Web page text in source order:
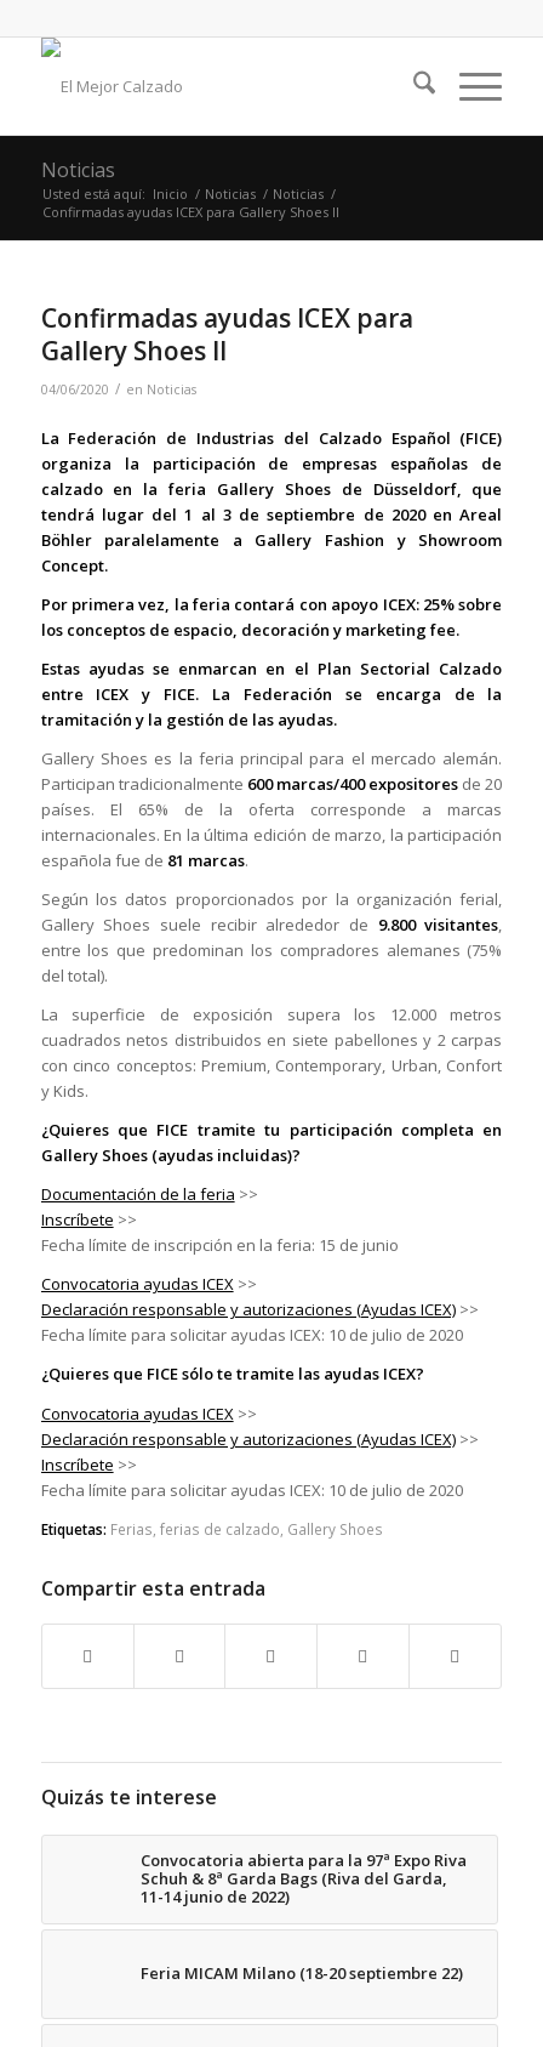
Noticias
Usted está aquí: Inicio / Noticias / Noticias /
Confirmadas ayudas ICEX para Gallery Shoes II
Confirmadas ayudas ICEX para
Gallery Shoes II
04/06/2020 / en Noticias
La Federación de Industrias del Calzado Español (FICE)
organiza la participación de empresas españolas de
calzado en la feria Gallery Shoes de Düsseldorf, que
tendrá lugar del 1 al 3 de septiembre de 2020 en Areal
Böhler paralelamente a Gallery Fashion y Showroom
Concept.
Por primera vez, la feria contará con apoyo ICEX: 25% sobre
los conceptos de espacio, decoración y marketing fee.
Estas ayudas se enmarcan en el Plan Sectorial Calzado
entre ICEX y FICE. La Federación se encarga de la
tramitación y la gestión de las ayudas.
Gallery Shoes es la feria principal para el mercado alemán.
Participan tradicionalmente 600 marcas/400 expositores de 20
países. El 65% de la oferta corresponde a marcas
internacionales. En la última edición de marzo, la participación
española fue de 81 marcas.
Según los datos proporcionados por la organización ferial,
Gallery Shoes suele recibir alrededor de 9.800 visitantes,
entre los que predominan los compradores alemanes (75%
del total).
La superficie de exposición supera los 12.000 metros
cuadrados netos distribuidos en siete pabellones y 2 carpas
con cinco conceptos: Premium, Contemporary, Urban, Confort
y Kids.
¿Quieres que FICE tramite tu participación completa en
Gallery Shoes (ayudas incluidas)?
Documentación de la feria >>
Inscríbete >>
Fecha límite de inscripción en la feria: 15 de junio
Convocatoria ayudas ICEX>>
Declaración responsable y autorizaciones (Ayudas ICEX)>>
Fecha límite para solicitar ayudas ICEX: 10 de julio de 2020
¿Quieres que FICE sólo te tramite las ayudas ICEX?
Convocatoria ayudas ICEX >>
Declaración responsable y autorizaciones (Ayudas ICEX)>>
Inscríbete >>
Fecha límite para solicitar ayudas ICEX: 10 de julio de 2020
Etiquetas: Ferias ferias de calzado Gallery Shoes
Compartir esta entrada
Quizás te interese
Convocatoria abierta para la 97ª Expo Riva
Schuh & 8ª Garda Bags (Riva del Garda,
11-14 junio de 2022)
Feria MICAM Milano (18-20 septiembre 22)